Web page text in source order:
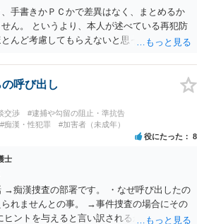
手書きかＰＣかで差異はなく、まとめるか
ん。 というより、本人が述べている再犯防
んど考慮してもらえないと思った方が良い
内容 ・利用している再犯防止策（例えば保
支援の内容や具体的な就労・監督状況） ・監
ません。 もともと執行猶予が狙える事案で
けで十分であり、実刑となるか微妙な事案
いくら述べてもほとんど効果は望めないと
呼び出し
交渉
#逮捕や勾留の阻止・準抗告
#痴漢・性犯罪 #加害者（未成年）
役にたった 8
士
→痴漢捜査の部署です。 ・なぜ呼び出したの
れませんとの事。 →事件捜査の場合にその
ヒントを与えると言い訳されるからです。 ・